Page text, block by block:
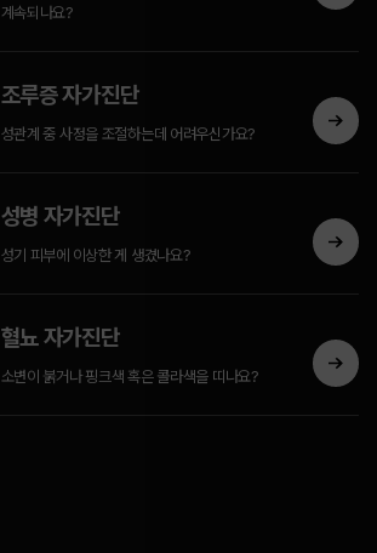
계속되나요?
조루증 자가진단
성관계 중 사정을 조절하는데 어려우신가요?
성병 자가진단
성기 피부에 이상한 게 생겼나요?
혈뇨 자가진단
소변이 붉거나 핑크색 혹은 콜라색을 띠나요?